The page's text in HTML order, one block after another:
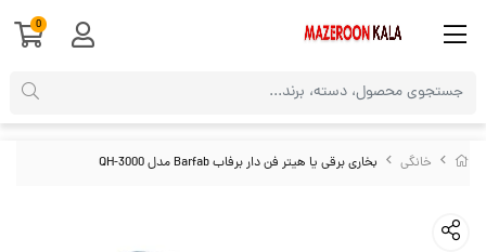
خانگی بخاری برقی یا هیتر فن دار برفاب Barfab مدل QH-3000
0